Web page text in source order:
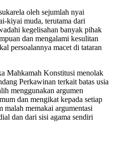
oleh sejumlah nyai
kiyai muda, terutama dari
kegelisahan banyak pihak
dan mengalami kesulitan
persoalannya macet di tataran
Mahkamah Konstitusi menolak
Perkawinan terkait batas usia
menggunakan argumen
dan mengikat kepada setiap
malah memakai argumentasi
dan dari sisi agama sendiri